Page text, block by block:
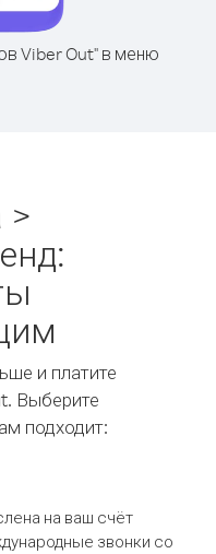
Viber Out" в меню
>
и платите
Выберите
подходит:
на ваш счёт
звонки со